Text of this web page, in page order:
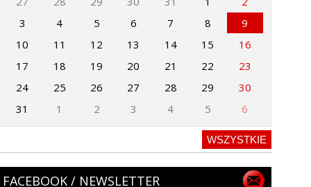
3
4 5 6 7 8
9
10
11 12 13 14 15
16
17
18 19 20 21 22
23
24
25 26 27 28 29
30
31
1 2 3 4 5 6
WSZYSTKIE
FACEBOOK / NEWSLETTER